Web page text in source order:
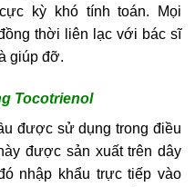
kỳ khó tính toán. Mọi
thời liên lạc với bác sĩ
giúp đỡ.
Tocotrienol
được sử dụng trong điều
được sản xuất trên dây
nhập khẩu trực tiếp vào